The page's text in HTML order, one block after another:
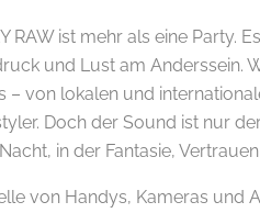
RAW ist mehr als eine Party.
und Lust am Anderssein.
– von lokalen und
Doch der Sound ist nur
in der Fantasie,
von Handys, Kameras und